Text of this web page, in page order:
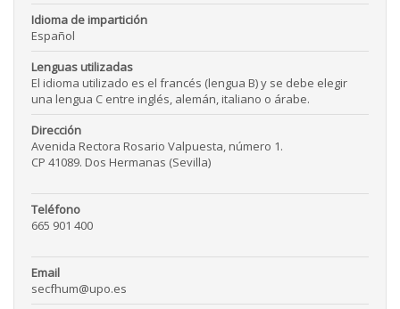
Idioma de impartición
Español
Lenguas utilizadas
El idioma utilizado es el francés (lengua B) y se debe elegir
una lengua C entre inglés, alemán, italiano o árabe.
Dirección
Avenida Rectora Rosario Valpuesta, número 1.
CP 41089. Dos Hermanas (Sevilla)
Teléfono
665 901 400
Email
secfhum@upo.es